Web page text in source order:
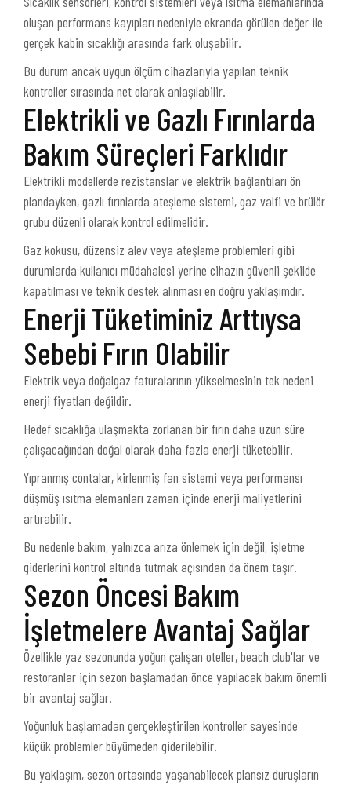
oluşan performans kayıpları nedeniyle ekranda görülen değer ile
gerçek kabin sıcaklığı arasında fark oluşabilir.
Bu durum ancak uygun ölçüm cihazlarıyla yapılan teknik
kontroller sırasında net olarak anlaşılabilir.
Elektrikli ve Gazlı Fırınlarda
Bakım Süreçleri Farklıdır
Elektrikli modellerde rezistanslar ve elektrik bağlantıları ön
plandayken, gazlı fırınlarda ateşleme sistemi, gaz valfi ve brülör
grubu düzenli olarak kontrol edilmelidir.
Gaz kokusu, düzensiz alev veya ateşleme problemleri gibi
durumlarda kullanıcı müdahalesi yerine cihazın güvenli şekilde
kapatılması ve teknik destek alınması en doğru yaklaşımdır.
Enerji Tüketiminiz Arttıysa
Sebebi Fırın Olabilir
Elektrik veya doğalgaz faturalarının yükselmesinin tek nedeni
enerji fiyatları değildir.
Hedef sıcaklığa ulaşmakta zorlanan bir fırın daha uzun süre
çalışacağından doğal olarak daha fazla enerji tüketebilir.
Yıpranmış contalar, kirlenmiş fan sistemi veya performansı
düşmüş ısıtma elemanları zaman içinde enerji maliyetlerini
artırabilir.
Bu nedenle bakım, yalnızca arıza önlemek için değil, işletme
giderlerini kontrol altında tutmak açısından da önem taşır.
Sezon Öncesi Bakım
İşletmelere Avantaj Sağlar
Özellikle yaz sezonunda yoğun çalışan oteller, beach club'lar ve
restoranlar için sezon başlamadan önce yapılacak bakım önemli
bir avantaj sağlar.
Yoğunluk başlamadan gerçekleştirilen kontroller sayesinde
küçük problemler büyümeden giderilebilir.
Bu yaklaşım, sezon ortasında yaşanabilecek plansız duruşların